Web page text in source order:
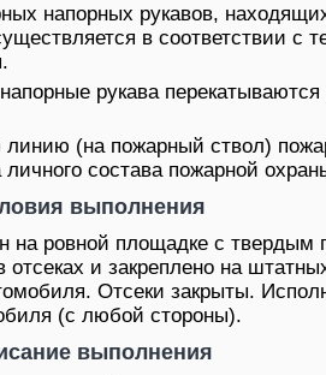
напорных рукавов,
в соответствии с
рукава перекатываются
(на пожарный ствол)
состава пожарной
выполнения
на ровной площадке с твердым
и закреплено на
Отсеки закрыты.
(с любой стороны).
выполнения